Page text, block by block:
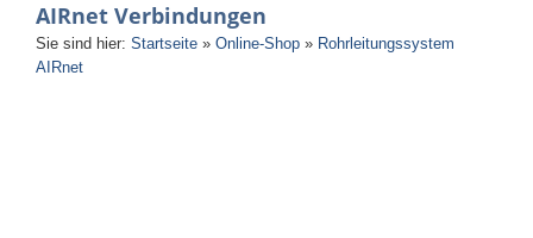
AIRnet Verbindungen
Sie sind hier: Startseite » Online-Shop » Rohrleitungssystem
AIRnet